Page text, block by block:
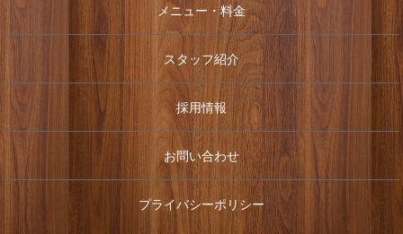
メニュー・料金
スタッフ紹介
採用情報
お問い合わせ
プライバシーポリシー